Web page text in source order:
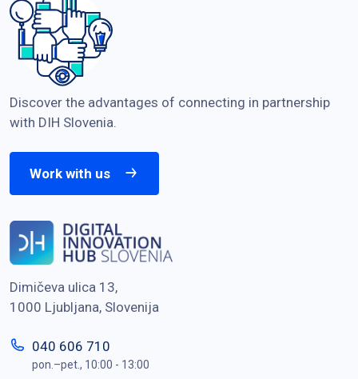
Discover the advantages of connecting in partnership
with DIH Slovenia.
Work with us
Dimičeva ulica 13,
1000 Ljubljana, Slovenija
040 606 710
pon.–pet., 10:00 - 13:00